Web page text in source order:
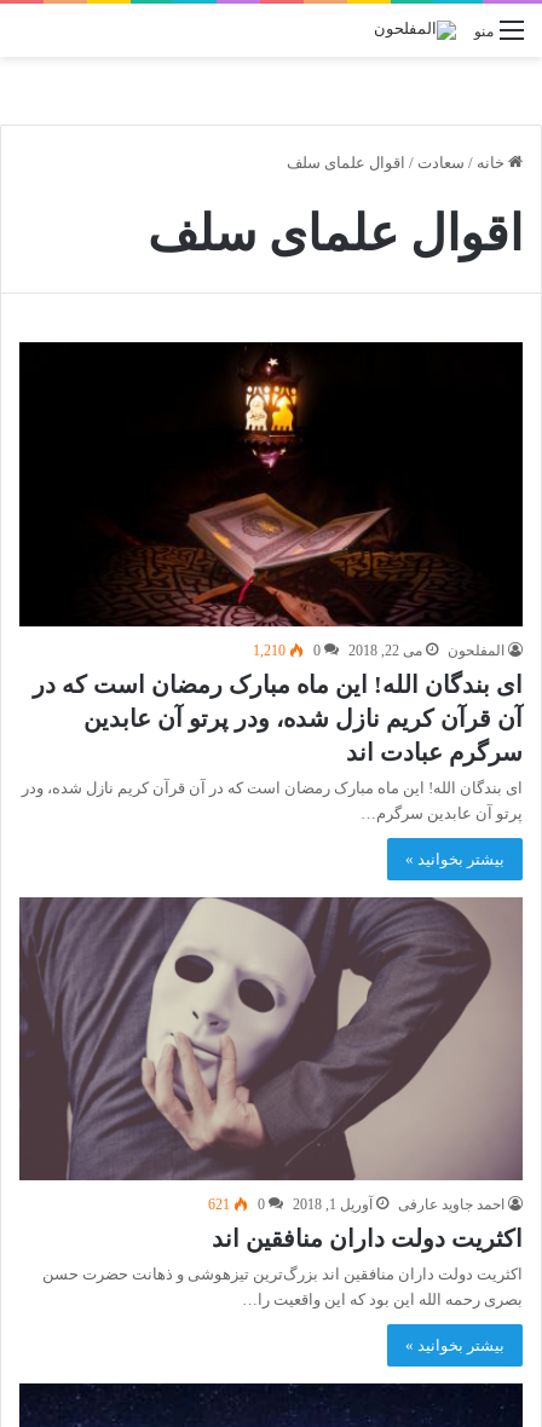
منو
خانه / سعادت / اقوال علمای سلف
اقوال علمای سلف
المفلحون می 22, 2018 0
1,210
ای بندگان الله! این ماه مبارک رمضان است که در
آن قرآن کریم نازل شده، ودر پرتو آن عابدین
سرگرم عبادت اند
ای بندگان الله! این ماه مبارک رمضان است که در آن قرآن کریم نازل شده، ودر
پرتو آن عابدین سرگرم…
بیشتر بخوانید »
احمد جاوید عارفی آوریل 1, 2018 0
621
اکثریت دولت داران منافقین اند
اکثریت دولت داران منافقین اند بزرگ‌ترین تیزهوشی و ذهانت حضرت حسن
بصری رحمه الله این بود که این واقعیت را…
بیشتر بخوانید »